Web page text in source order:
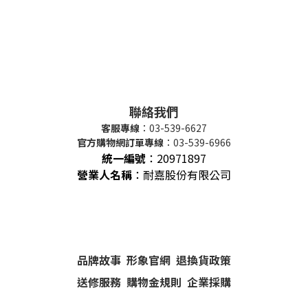
聯絡我們
客服專線 ：03-539-6627
官方購物網訂單專線 ：03-539-6966
統一編號 ： 20971897
營業人名稱 ：耐嘉股份有限公司
品牌故事 形象官網 退換貨政策
送修服務 購物金規則 企業採購